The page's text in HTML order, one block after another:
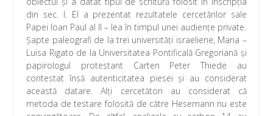
din sec. I. El a prezentat rezultatele cercetărilor sale
Papei Ioan Paul al II – lea în timpul unei audienţe private.
Şapte paleografi de la trei universităţi israeliene, Maria –
Luisa Rigato de la Universitatea Pontificală Gregoriană şi
papirologul protestant Carten Peter Thiede au
contestat însă autenticitatea piesei şi au considerat
această datare. Alţi cercetători au considerat că
metoda de testare folosită de către Hesemann nu este